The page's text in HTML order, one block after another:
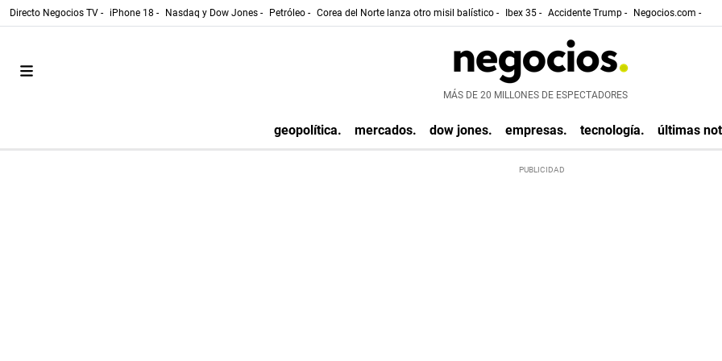
Directo Negocios TV - iPhone 18 - Nasdaq y Dow Jones - Petróleo - Corea del Norte lanza otro misil balístico - Ibex 35 - Accidente Trump - Negocios.com -
MÁS DE 20 MILLONES DE ESPECTADORES
geopolítica. mercados. dow jones. empresas. tecnología. últimas